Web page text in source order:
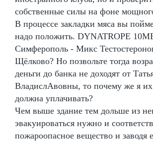
собственные силы на фоне
В процессе закладки мяса вы
надо положить. DYNATROPE
Симферополь - Микс
Щёлково? Но позвольте тогда
деньги до банка не доходят от
ВладислАвовны, то почему же я
должна уплачивать?
Чем выше здание тем дольше из
эвакуироваться нужно и
пожароопасное вещество и заводя